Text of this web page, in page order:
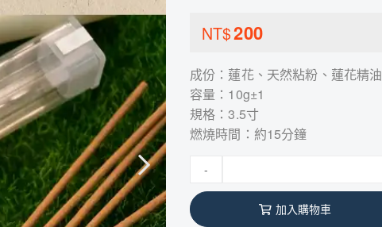
NT$200
成份：蓮花、天然粘粉、蓮花精油
容量：10g±1
規格：3.5寸
燃燒時間：約15分鐘
-
加入購物車